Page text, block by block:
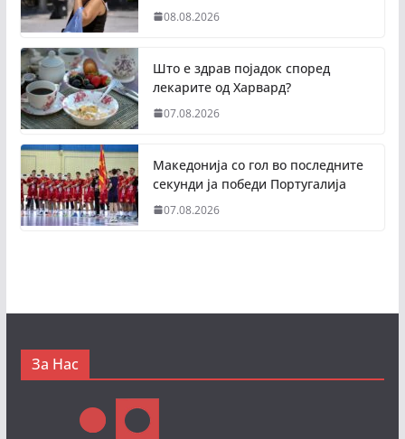
08.08.2026
Што е здрав појадок според
лекарите од Харвард?
07.08.2026
Македонија со гол во последните
секунди ја победи Португалија
07.08.2026
За Нас